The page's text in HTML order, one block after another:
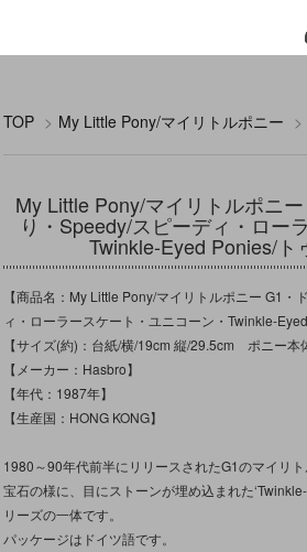
TOP > My Little Pony/マイリトルポニー >
My Little Pony/マイリトルポニ
り・Speedy/スピーディ・ロー
Twinkle-Eyed Ponies/
【商品名：My Little Pony/マイリトルポニー G1
ィ・ローラースケート・ユニコーン・Twinkle-
【サイズ(約)：台紙/横/19cm 縦/29.5cm ポニー本
【メーカー：Hasbro】
【年代：1987年】
【生産国：HONG KONG】
1980～90年代前半にリリースされたG1のマイリト
宝石の様に、目にストーンが埋め込まれた
リーズの一体です。
パッケージはドイツ語です。